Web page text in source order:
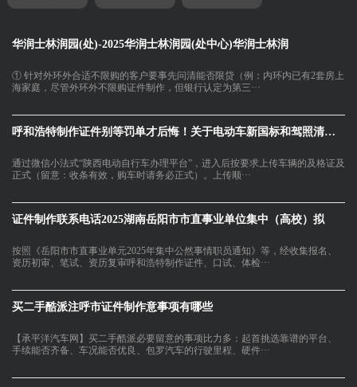
华润士林润园(处)-2025华润士林润园(处中心)华润士林润
① 针对外环外合适不限购的客户要事先问清能否限贷（例：内环内已有2套房上
海家庭，尽管外环外不限购证件制作，但银行认定为第三···
呼和浩特制作证件别等罚单才后悔！关于电动车新国标和驾照清分这
通过微信小法式“陕西电动自行车办理平台”，进入后按要求上传车辆的及格证及
正式（留意：收条有效，购车时请务必正式）。上传顺···
证件制作联系电话2025湖南岳阳市市直事业单位集中（高校）拟
按照《岳阳市市直事业单元2025年集中公然事情职员通知》等，经收集报名、
资历初审、笔试、资历复审呼和浩特制作证件、口试、体检···
买二手酷派注呼市证件制作意事项有哪些
【承平洋汽车网】买二手酷派必要留意的事项比力多：起首挑选靠谱的平台、
手续能否齐备、车况能否优良、包罗汽车的行驶里程、硬件···